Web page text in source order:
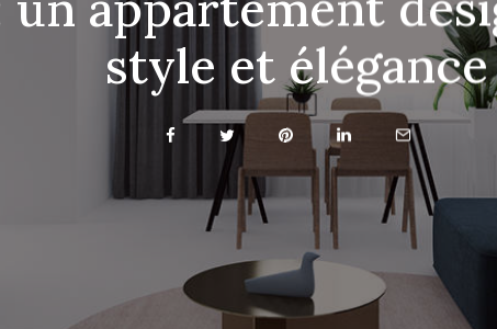
style et élégance